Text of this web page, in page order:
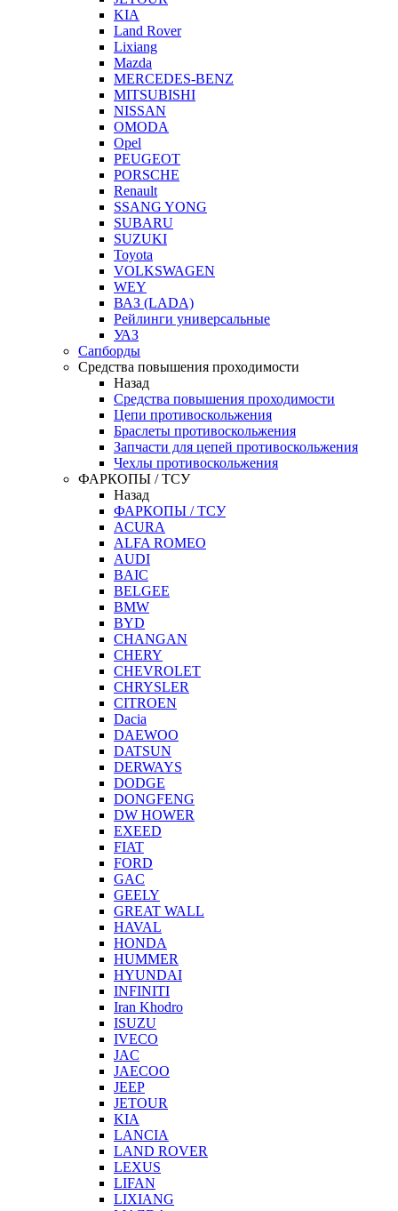
KIA
Land Rover
Lixiang
Mazda
MERCEDES-BENZ
MITSUBISHI
NISSAN
OMODA
Opel
PEUGEOT
PORSCHE
Renault
SSANG YONG
SUBARU
SUZUKI
Toyota
VOLKSWAGEN
WEY
ВАЗ (LADA)
Рейлинги универсальные
УАЗ
Сапборды
Средства повышения проходимости
Назад
Средства повышения проходимости
Цепи противоскольжения
Браслеты противоскольжения
Запчасти для цепей противоскольжения
Чехлы противоскольжения
ФАРКОПЫ / ТСУ
Назад
ФАРКОПЫ / ТСУ
ACURA
ALFA ROMEO
AUDI
BAIC
BELGEE
BMW
BYD
CHANGAN
CHERY
CHEVROLET
CHRYSLER
CITROEN
Dacia
DAEWOO
DATSUN
DERWAYS
DODGE
DONGFENG
DW HOWER
EXEED
FIAT
FORD
GAC
GEELY
GREAT WALL
HAVAL
HONDA
HUMMER
HYUNDAI
INFINITI
Iran Khodro
ISUZU
IVECO
JAC
JAECOO
JEEP
JETOUR
KIA
LANCIA
LAND ROVER
LEXUS
LIFAN
LIXIANG